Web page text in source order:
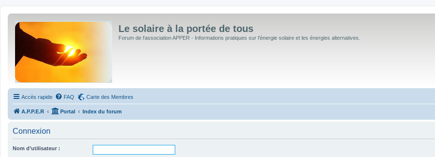
Le solaire à la portée de tous
Forum de l'association APPER - Informations pratiques sur l'énergie solaire et les énergies alternatives.
Accès rapide FAQ Carte des Membres
A.P.P.E.R Portal Index du forum
Connexion
Nom d’utilisateur :